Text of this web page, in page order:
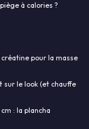
à calories ?
pour la masse
sur le look (et chauffe
: la plancha